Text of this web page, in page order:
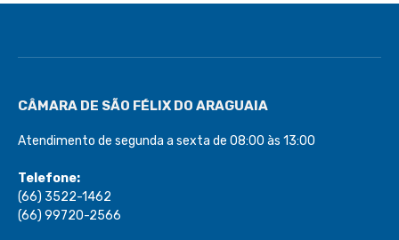
CÂMARA DE SÃO FÉLIX DO ARAGUAIA
Atendimento de segunda a sexta de 08:00 às 13:00
Telefone:
(66) 3522-1462
(66) 99720-2566